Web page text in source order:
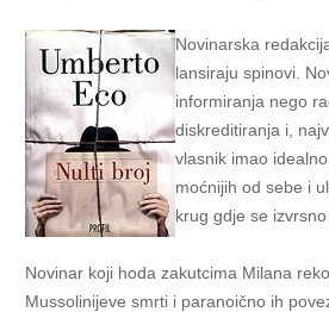
Novinarska
lansiraju spinovi.
informiranja nego
diskreditiranja i,
vlasnik imao
moćnijih od sebe i
krug gdje se izvrsno
Novinar koji hoda zakutcima Milana
Mussolinijeve smrti i paranoično ih